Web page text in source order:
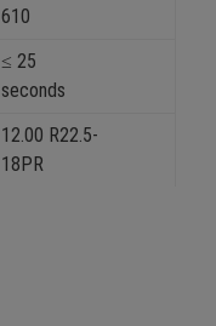
610
≤ 25
seconds
12.00 R22.5-
18PR